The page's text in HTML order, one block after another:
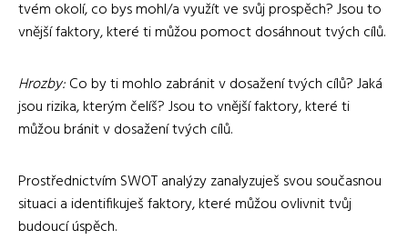
tvém okolí, co bys mohl/a využít ve svůj prospěch? Jsou to
vnější faktory, které ti můžou pomoct dosáhnout tvých cílů.
Hrozby:Co by ti mohlo zabránit v dosažení tvých cílů? Jaká
jsou rizika, kterým čelíš? Jsou to vnější faktory, které ti
můžou bránit v dosažení tvých cílů.
Prostřednictvím SWOT analýzy zanalyzuješ svou současnou
situaci a identifikuješ faktory, které můžou ovlivnit tvůj
budoucí úspěch.